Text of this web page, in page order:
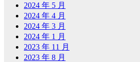
2024 年 5 月
2024 年 4 月
2024 年 3 月
2024 年 1 月
2023 年 11 月
2023 年 8 月